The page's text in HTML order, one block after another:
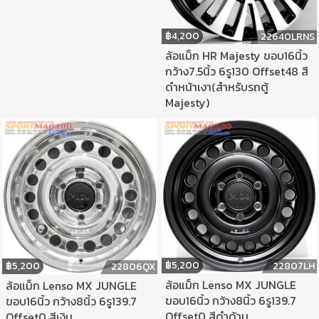
฿4,200 22640LRNS
ล้อแม็ก HR Majesty ขอบ16นิ้ว
กว้าง7.5นิ้ว 6รู130 Offset48 สี
ดำหน้าเงา(สำหรับรถตู้
Majesty)
฿5,200 22806QX
ล้อแม็ก Lenso MX JUNGLE
ขอบ16นิ้ว กว้าง8นิ้ว 6รู139.7
฿5,200 22807LH
ล้อแม็ก Lenso MX JUNGLE
ขอบ16นิ้ว กว้าง8นิ้ว 6รู139.7